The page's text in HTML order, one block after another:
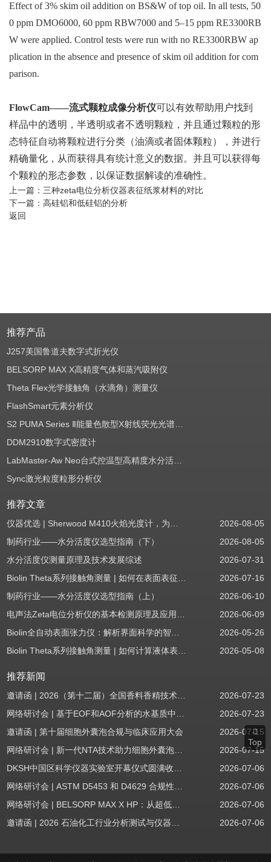
Effect of 3% skim oil addition on BS&W of top oil. In all tests, 50
0 ppm DMO6000, 60 ppm RBW7000 and 5–15 ppm RE3300RB
W were applied. Control tests were run with no RE3300RBW ap
plication in the absence and presence of skim oil addition for com
parison.
FlowCam——流式颗粒成像分析仪可以有效帮助用户找到
样品中的透明，半透明或者不透明颗粒，并且通过颗粒的形
态特征自动将颗粒进行分类（油滴或者固体颗粒），并进行
精确量化，从而获得具有统计意义的数据。并且可以获得每
个颗粒的形态参数，以保证数据解读的准确性。
上一篇： 三种zeta电位分析仪器表征纸浆材料的对比
下一篇： 高硅铝和低硅铝的分析
返回
推荐产品
J257美国鲁道夫数字式折光仪
BELSORP MAX X高精度气体和蒸汽吸附仪
Theta Flex光学接触角（水滴角）测量仪
FlashSmart元素分析仪
S2 PUMA Series Ⅱ能量色散型X射线荧光光谱仪（EDXRF）
DDM2910数字式密度计
LabMaster-Aw Neo台式控温型高精度水分活度测定仪
Sync激光粒度粒形分析仪
推荐文章
仪器优选 | Sherwood M410火焰光度计，为用户检测提供值得信赖的基准方案
2026-08-05
制药行业——水分活度仪选型指南（下）
2026-08-05
水分活度仪测量原理及技术发展综述
2026-07-31
Biolin Theta系列接触角测量 | 如何在表面表征应用中使用接触角：后退角
2026-07-16
制药行业——水分活度仪选型指南（上）
2026-06-10
电声法Zeta电位分析仪的基本检测原理及应用场景
2026-06-09
Biolin全自动表面张力仪：解析界面科学的智能之眼
2026-05-26
Biolin Theta系列接触角测量 | 如何计算液体表面张力分量
2026-05-08
推荐新闻
邀请函 | 2026（第十二届）全国香料香精技术交流年会
2026-07-23
网络研讨会 | 基于EOF和AOF分析的水基质中PFAS筛查
2026-07-23
邀请函 | 第十届细胞外囊泡合规与临床应用大会
2026-07-15
网络研讨会 | 新一代NTA技术助力细胞外囊泡质量评估与工艺开发
2026-07-15
DKSH中国区科学仪器实验室开幕仪式圆满收官！
2026-07-06
网络研讨会 | ASTM D5453 和 D4629 合规性：无需妥协
2026-07-06
网络研讨会 | BELSORP MAX X HP：从超低压物理吸附到高压吸附
2026-07-06
邀请函 | 2026 石油化工行业分析测试与仪器技术交流会（辽宁站）
2026-07-06
Top